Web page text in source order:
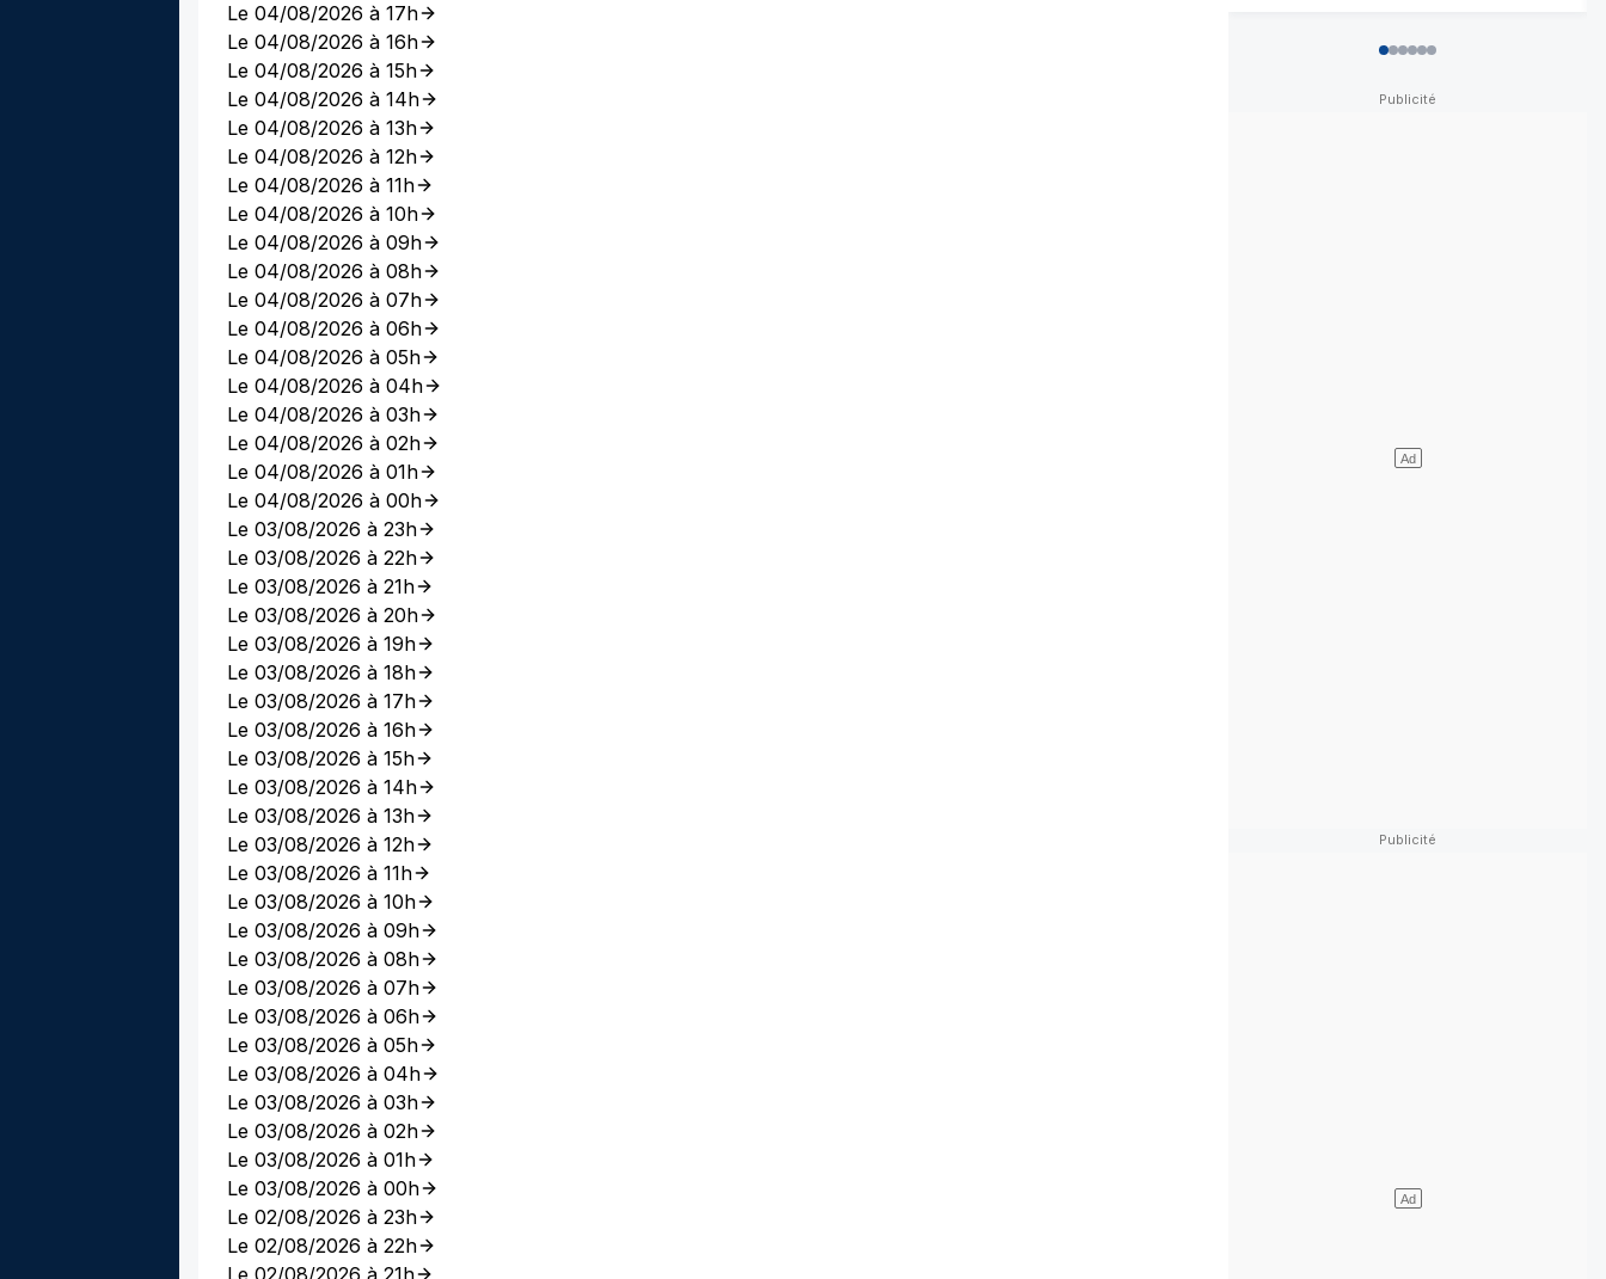
Le 04/08/2026 à 17h
Le 04/08/2026 à 16h
Le 04/08/2026 à 15h
Le 04/08/2026 à 14h
Le 04/08/2026 à 13h
Le 04/08/2026 à 12h
Le 04/08/2026 à 11h
Le 04/08/2026 à 10h
Le 04/08/2026 à 09h
Le 04/08/2026 à 08h
Le 04/08/2026 à 07h
Le 04/08/2026 à 06h
Le 04/08/2026 à 05h
Le 04/08/2026 à 04h
Le 04/08/2026 à 03h
Le 04/08/2026 à 02h
Le 04/08/2026 à 01h
Le 04/08/2026 à 00h
Le 03/08/2026 à 23h
Le 03/08/2026 à 22h
Le 03/08/2026 à 21h
Le 03/08/2026 à 20h
Le 03/08/2026 à 19h
Le 03/08/2026 à 18h
Le 03/08/2026 à 17h
Le 03/08/2026 à 16h
Le 03/08/2026 à 15h
Le 03/08/2026 à 14h
Le 03/08/2026 à 13h
Le 03/08/2026 à 12h
Le 03/08/2026 à 11h
Le 03/08/2026 à 10h
Le 03/08/2026 à 09h
Le 03/08/2026 à 08h
Le 03/08/2026 à 07h
Le 03/08/2026 à 06h
Le 03/08/2026 à 05h
Le 03/08/2026 à 04h
Le 03/08/2026 à 03h
Le 03/08/2026 à 02h
Le 03/08/2026 à 01h
Le 03/08/2026 à 00h
Le 02/08/2026 à 23h
Le 02/08/2026 à 22h
Le 02/08/2026 à 21h
012345